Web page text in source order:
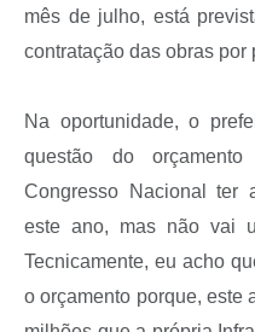
mês de julho, está
contratação das obras por
Na oportunidade, o
questão do
Congresso Nacional ter
este ano, mas não vai
Tecnicamente, eu acho
o orçamento porque, este